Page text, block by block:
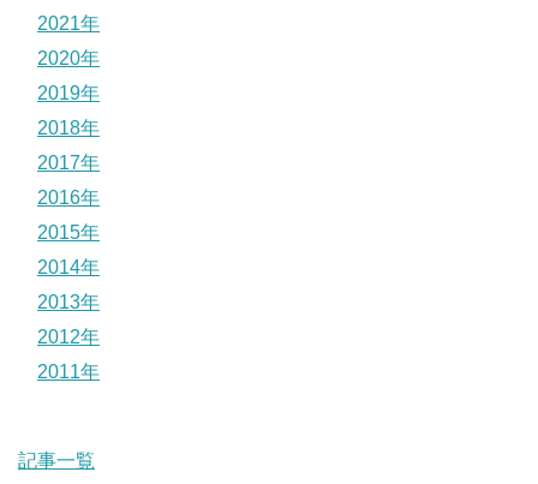
2021年
2020年
2019年
2018年
2017年
2016年
2015年
2014年
2013年
2012年
2011年
記事一覧